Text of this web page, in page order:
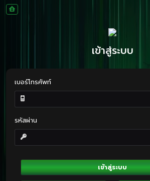
เข้าสู่ระบบ
เบอร์โทรศัพท์
รหัสผ่าน
เข้าสู่ระบบ